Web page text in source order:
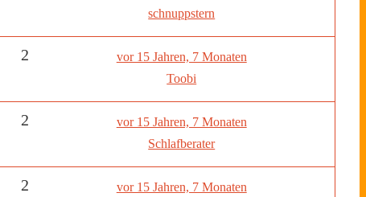
schnuppstern
2
vor 15 Jahren, 7 Monaten
Toobi
2
vor 15 Jahren, 7 Monaten
Schlafberater
2
vor 15 Jahren, 7 Monaten